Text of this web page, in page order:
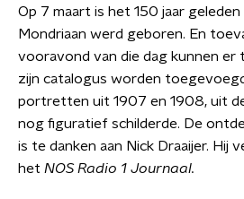
Op 7 maart is het 150 jaar
Mondriaan werd geboren. En
vooravond van die dag kunnen er
zijn catalogus worden
portretten uit 1907 en 1908, uit
nog figuratief schilderde. De
is te danken aan Nick Draaijer. Hij
het NOS Radio 1 Journaal.